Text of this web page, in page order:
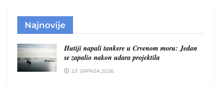
Najnovije
Hutiji napali tankere u Crvenom moru: Jedan
se zapalio nakon udara projektila
23. SRPNJA 2026.